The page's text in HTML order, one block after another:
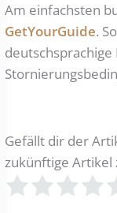
Am einfachsten
GetYourGuide.
Gefällt dir der
zukünftige Artikel